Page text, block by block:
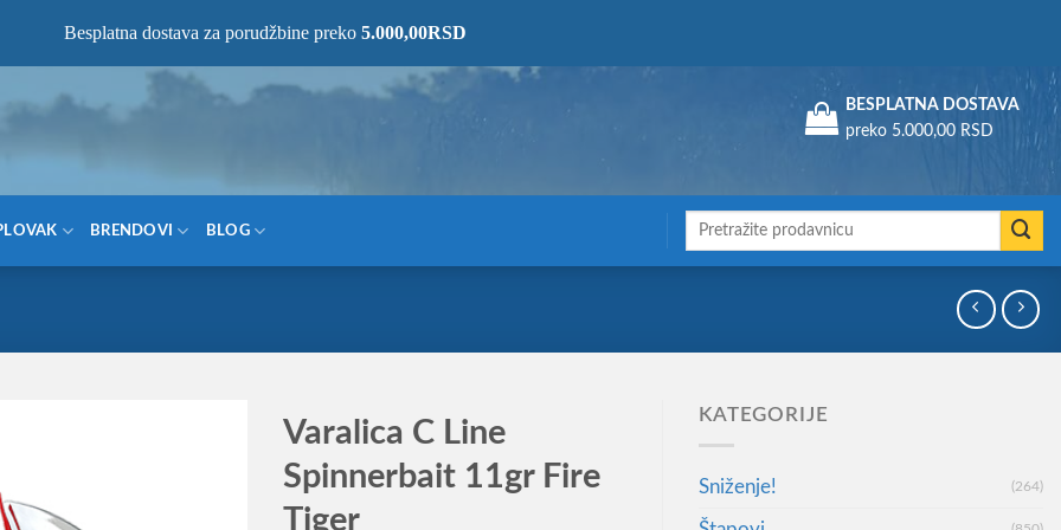
BESPLATNA DOSTAVA
preko 5.000,00 RSD
BRENDOVI BLOG
Претрага
Varalica C Line
Spinnerbait 11gr Fire
Tiger
KATEGORIJE
Sniženje! (264)
Besplatna dostava za porudžbine preko 5.000,00RSD